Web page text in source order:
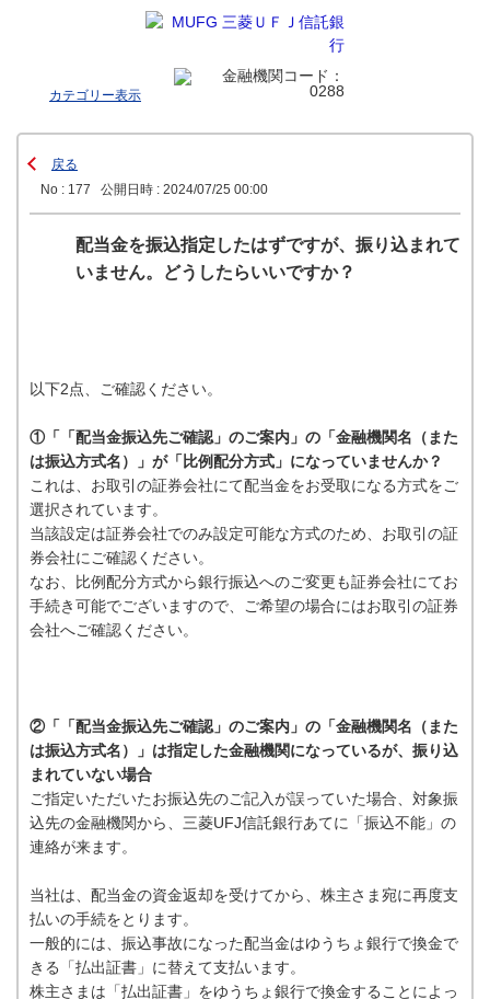
カテゴリー表示
戻る
No : 177
公開日時 : 2024/07/25 00:00
配当金を振込指定したはずですが、振り込まれて
いません。どうしたらいいですか？
以下2点、ご確認ください。
①「「配当金振込先ご確認」のご案内」の「金融機関名（また
は振込方式名）」が「比例配分方式」になっていませんか？
これは、お取引の証券会社にて配当金をお受取になる方式をご
選択されています。
当該設定は証券会社でのみ設定可能な方式のため、お取引の証
券会社にご確認ください。
なお、比例配分方式から銀行振込へのご変更も証券会社にてお
手続き可能でございますので、ご希望の場合にはお取引の証券
会社へご確認ください。
②「「配当金振込先ご確認」のご案内」の「金融機関名（また
は振込方式名）」は指定した金融機関になっているが、振り込
まれていない場合
ご指定いただいたお振込先のご記入が誤っていた場合、対象振
込先の金融機関から、三菱UFJ信託銀行あてに「振込不能」の
連絡が来ます。
当社は、配当金の資金返却を受けてから、株主さま宛に再度支
払いの手続をとります。
一般的には、振込事故になった配当金はゆうちょ銀行で換金で
きる「払出証書」に替えて支払います。
株主さまは「払出証書」をゆうちょ銀行で換金することによっ